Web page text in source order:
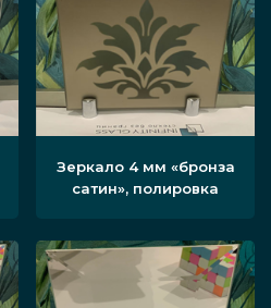
Зеркало 4 мм «бронза
сатин», полировка